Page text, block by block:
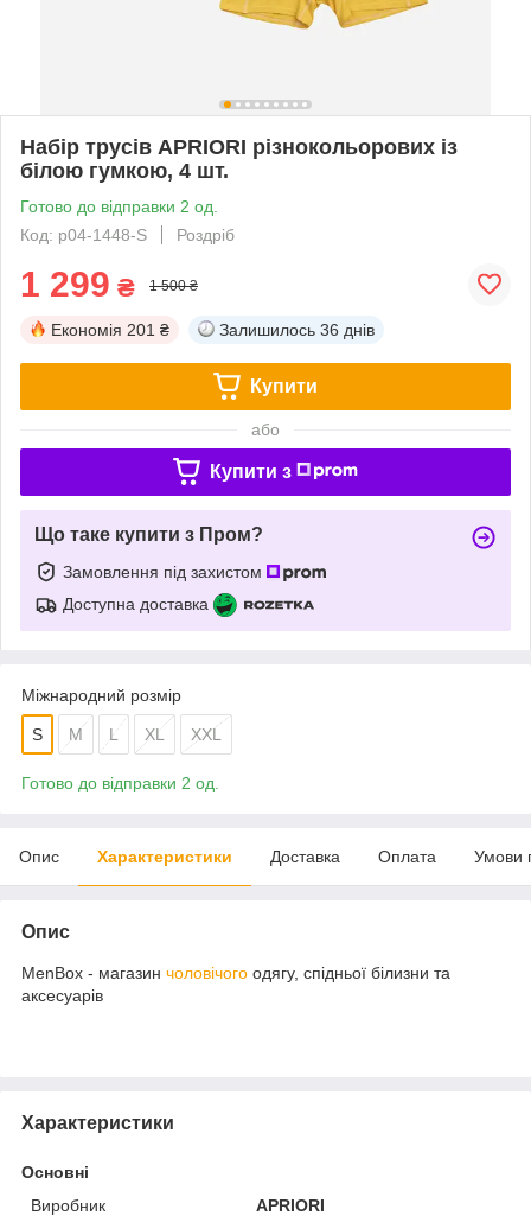
Набір трусів APRIORI різнокольорових із
білою гумкою, 4 шт.
Готово до відправки 2 од.
Код: p04-1448-S
Роздріб
1 299 ₴ 1 500 ₴
Економія 201 ₴ Залишилось 36 днів
Купити
або
Купити з
Що таке купити з Пром?
Замовлення під захистом
Доступна доставка
Міжнародний розмір
S M L XL XXL
Готово до відправки 2 од.
Опис Характеристики Доставка Оплата Умови
Опис
MenBox - магазин чоловічого одягу, спідньої білизни та
аксесуарів
Характеристики
Основні
Виробник
APRIORI